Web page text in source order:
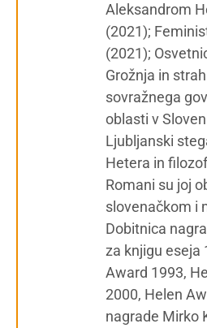
Aleksandrom
(2021);
(2021);
Grožnja in
sovražnega
oblasti v
Ljubljanski
Hetera in
Romani su joj
slovenačkom i
Dobitnica
za knjigu eseja
Award 1993,
2000, Helen
nagrade Mirko